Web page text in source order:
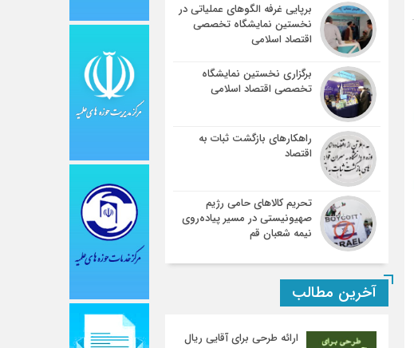
برپایی غرفه الگوهای عملیاتی در
نخستین نمایشگاه تخصصی
اقتصاد اسلامی
برگزاری نخستین نمایشگاه
تخصصی اقتصاد اسلامی
راهکارهای بازگشت ثبات به
اقتصاد
تحریم کالاهای حامی رژیم
صهیونیستی در مسیر پیاده‌روی
نیمه شعبان قم
آخرین مطالب
ارائه طرحی برای آقایی ریال